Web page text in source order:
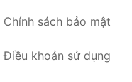
Chính sách bảo mật
Điều khoản sử dụng